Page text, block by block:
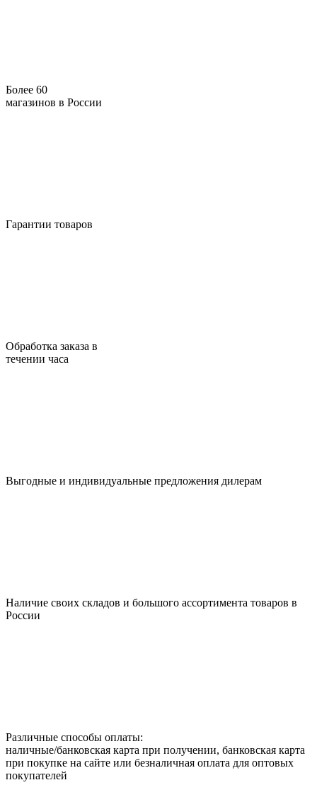
Более 60
магазинов в России
Гарантии товаров
Обработка заказа в
течении часа
Выгодные и индивидуальные предложения дилерам
Наличие своих складов и большого ассортимента товаров в
России
Различные способы оплаты:
наличные/банковская карта при получении, банковская карта
при покупке на сайте или безналичная оплата для оптовых
покупателей